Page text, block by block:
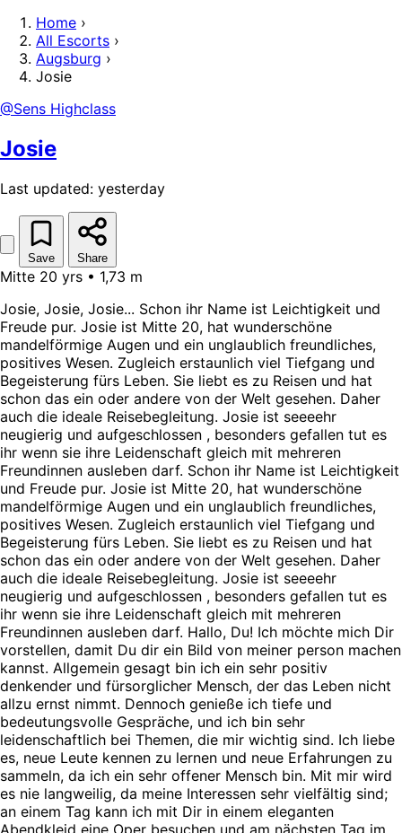
Home ›
All Escorts ›
Augsburg ›
Josie
@Sens Highclass
Josie
Last updated: yesterday
Save Share
Mitte 20 yrs • 1,73 m
Josie, Josie, Josie... Schon ihr Name ist Leichtigkeit und
Freude pur. Josie ist Mitte 20, hat wunderschöne
mandelförmige Augen und ein unglaublich freundliches,
positives Wesen. Zugleich erstaunlich viel Tiefgang und
Begeisterung fürs Leben. Sie liebt es zu Reisen und hat
schon das ein oder andere von der Welt gesehen. Daher
auch die ideale Reisebegleitung. Josie ist seeeehr
neugierig und aufgeschlossen , besonders gefallen tut es
ihr wenn sie ihre Leidenschaft gleich mit mehreren
Freundinnen ausleben darf. Schon ihr Name ist Leichtigkeit
und Freude pur. Josie ist Mitte 20, hat wunderschöne
mandelförmige Augen und ein unglaublich freundliches,
positives Wesen. Zugleich erstaunlich viel Tiefgang und
Begeisterung fürs Leben. Sie liebt es zu Reisen und hat
schon das ein oder andere von der Welt gesehen. Daher
auch die ideale Reisebegleitung. Josie ist seeeehr
neugierig und aufgeschlossen , besonders gefallen tut es
ihr wenn sie ihre Leidenschaft gleich mit mehreren
Freundinnen ausleben darf. Hallo, Du! Ich möchte mich Dir
vorstellen, damit Du dir ein Bild von meiner person machen
kannst. Allgemein gesagt bin ich ein sehr positiv
denkender und fürsorglicher Mensch, der das Leben nicht
allzu ernst nimmt. Dennoch genieße ich tiefe und
bedeutungsvolle Gespräche, und ich bin sehr
leidenschaftlich bei Themen, die mir wichtig sind. Ich liebe
es, neue Leute kennen zu lernen und neue Erfahrungen zu
sammeln, da ich ein sehr offener Mensch bin. Mit mir wird
es nie langweilig, da meine Interessen sehr vielfältig sind;
an einem Tag kann ich mit Dir in einem eleganten
Abendkleid eine Oper besuchen und am nächsten Tag im